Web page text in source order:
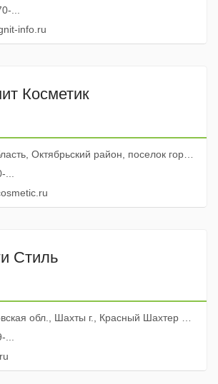
...
info.ru
Косметик
район, поселок городского типа Каменоломни, Советский переулок, 1А
Стиль
обл., Шахты г., Красный Шахтер пер., 78а